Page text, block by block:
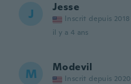
J Jesse
Inscrit depuis 2018
il y a 4 ans
M Modevil
Inscrit depuis 2020